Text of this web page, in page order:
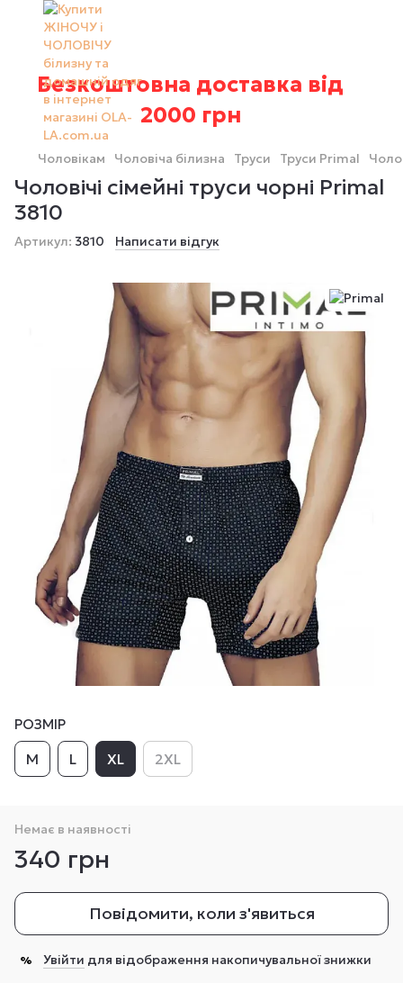
Безкоштовна доставка від
2000 грн
Чоловікам Чоловіча білизна Труси Труси Primal
Чоловічі сімейні труси чорні Primal
3810
Артикул: 3810 Написати відгук
РОЗМІР
M L XL 2XL
Немає в наявності
340 грн
Повідомити, коли з'явиться
% Увійти для відображення накопичувальної знижки